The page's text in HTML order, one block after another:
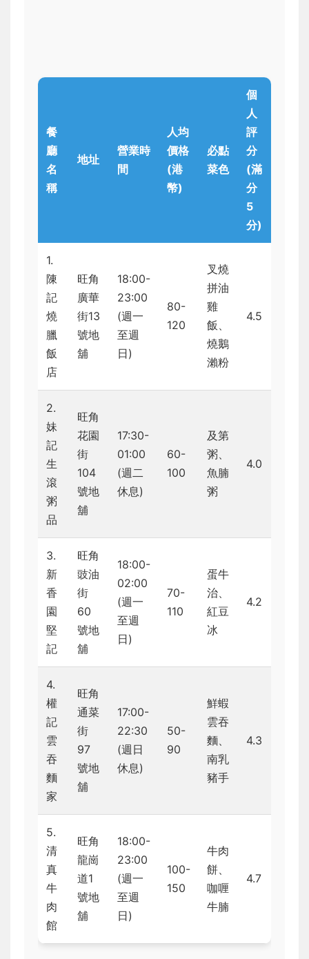
餐
廳
名
稱
地址
營業時
間
人均
價格
(港
幣)
必點
菜色
個
人
評
分
(滿
分
5
分)
1.
陳
記
燒
臘
飯
店
旺角
廣華
街13
號地
舖
18:00-
23:00
(週一
至週
日)
80-
120
叉燒
拼油
雞
飯、
燒鵝
瀨粉
4.5
2.
妹
記
生
滾
粥
品
旺角
花園
街
104
號地
舖
17:30-
01:00
(週二
休息)
60-
100
及第
粥、
魚腩
粥
4.0
3.
新
香
園
堅
記
旺角
豉油
街
60
號地
舖
18:00-
02:00
(週一
至週
日)
70-
110
蛋牛
治、
紅豆
冰
4.2
4.
權
記
雲
吞
麵
家
旺角
通菜
街
97
號地
舖
17:00-
22:30
(週日
休息)
50-
90
鮮蝦
雲吞
麵、
南乳
豬手
4.3
5.
清
真
牛
肉
館
旺角
龍崗
道1
號地
舖
18:00-
23:00
(週一
至週
日)
100-
150
牛肉
餅、
咖喱
牛腩
4.7